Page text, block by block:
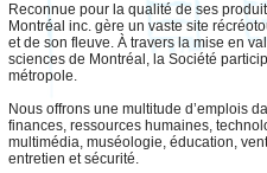
Reconnue pour la qualité de ses
Montréal inc. gère un vaste site
et de son fleuve. À travers la mise en
sciences de Montréal, la Société
métropole.
Nous offrons une multitude d’emplois
finances, ressources humaines,
multimédia, muséologie, éducation,
entretien et sécurité.